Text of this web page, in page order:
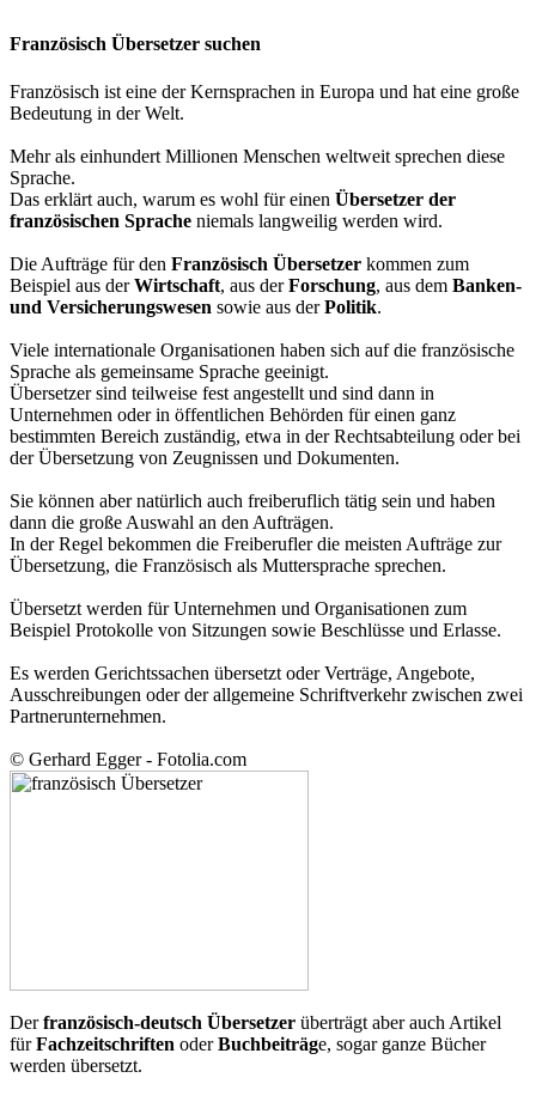
Französisch Übersetzer suchen
Französisch ist eine der Kernsprachen in Europa und hat eine große
Bedeutung in der Welt.
Mehr als einhundert Millionen Menschen weltweit sprechen diese
Sprache.
Das erklärt auch, warum es wohl für einen Übersetzer der
französischen Sprache niemals langweilig werden wird.
Die Aufträge für den Französisch Übersetzer kommen zum
Beispiel aus derWirtschaft, aus derForschung, aus dem Banken-
und Versicherungswesen sowie aus derPolitik.
Viele internationale Organisationen haben sich auf die französische
Sprache als gemeinsame Sprache geeinigt.
Übersetzer sind teilweise fest angestellt und sind dann in
Unternehmen oder in öffentlichen Behörden für einen ganz
bestimmten Bereich zuständig, etwa in der Rechtsabteilung oder bei
der Übersetzung von Zeugnissen und Dokumenten.
Sie können aber natürlich auch freiberuflich tätig sein und haben
dann die große Auswahl an den Aufträgen.
In der Regel bekommen die Freiberufler die meisten Aufträge zur
Übersetzung, die Französisch als Muttersprache sprechen.
Übersetzt werden für Unternehmen und Organisationen zum
Beispiel Protokolle von Sitzungen sowie Beschlüsse und Erlasse.
Es werden Gerichtssachen übersetzt oder Verträge, Angebote,
Ausschreibungen oder der allgemeine Schriftverkehr zwischen zwei
Partnerunternehmen.
© Gerhard Egger - Fotolia.com
Derfranzösisch-deutsch Übersetzer überträgt aber auch Artikel
fürFachzeitschriften oderBuchbeiträge, sogar ganze Bücher
werden übersetzt.